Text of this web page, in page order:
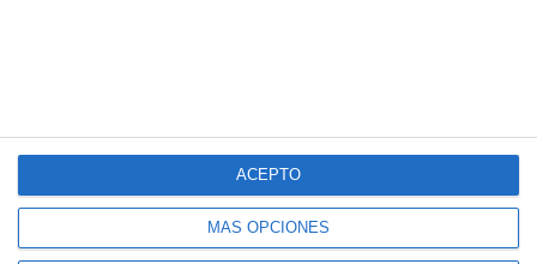
MÁS OPCIONES
ACEPTO